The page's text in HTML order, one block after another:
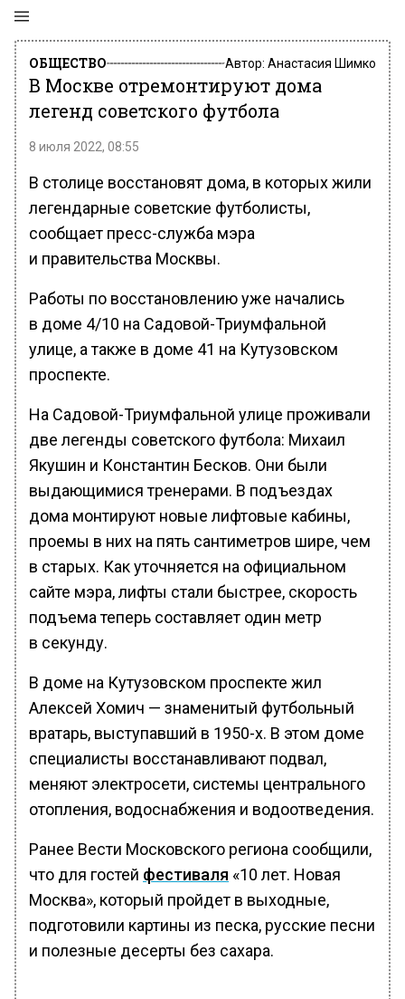
ОБЩЕСТВО Автор: Анастасия Шимко
В Москве отремонтируют дома
легенд советского футбола
8 июля 2022, 08:55
В столице восстановят дома, в которых жили
легендарные советские футболисты,
сообщает пресс-служба мэра
и правительства Москвы.
Работы по восстановлению уже начались
в доме 4/10 на Садовой-Триумфальной
улице, а также в доме 41 на Кутузовском
проспекте.
На Садовой-Триумфальной улице проживали
две легенды советского футбола: Михаил
Якушин и Константин Бесков. Они были
выдающимися тренерами. В подъездах
дома монтируют новые лифтовые кабины,
проемы в них на пять сантиметров шире, чем
в старых. Как уточняется на официальном
сайте мэра, лифты стали быстрее, скорость
подъема теперь составляет один метр
в секунду.
В доме на Кутузовском проспекте жил
Алексей Хомич — знаменитый футбольный
вратарь, выступавший в 1950-х. В этом доме
специалисты восстанавливают подвал,
меняют электросети, системы центрального
отопления, водоснабжения и водоотведения.
Ранее Вести Московского региона сообщили,
что для гостей фестиваля «10 лет. Новая
Москва», который пройдет в выходные,
подготовили картины из песка, русские песни
и полезные десерты без сахара.